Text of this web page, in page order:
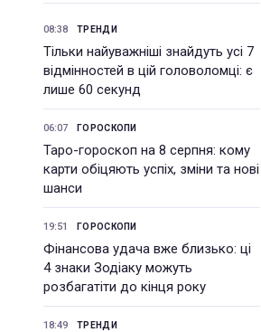
08:38 ТРЕНДИ
Тільки найуважніші знайдуть усі 7
відмінностей в цій головоломці: є
лише 60 секунд
06:07 ГОРОСКОПИ
Таро-гороскоп на 8 серпня: кому
карти обіцяють успіх, зміни та нові
шанси
19:51 ГОРОСКОПИ
Фінансова удача вже близько: ці
4 знаки Зодіаку можуть
розбагатіти до кінця року
18:49 ТРЕНДИ